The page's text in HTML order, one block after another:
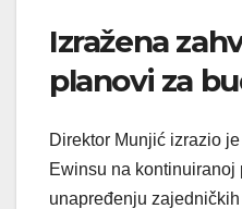
Izražena
planovi za
Direktor Munjić izrazio
Ewinsu na kontinuiranoj
unapređenju